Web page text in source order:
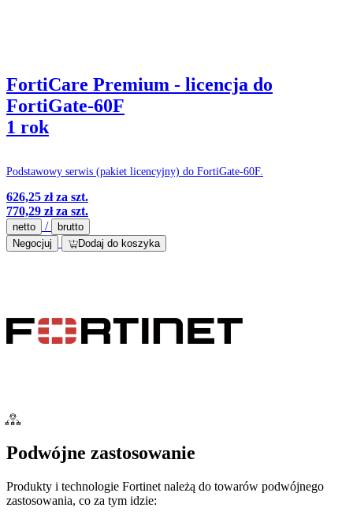
FortiCare Premium - licencja do
FortiGate-60F
1 rok
Podstawowy serwis (pakiet licencyjny) do FortiGate-60F.
626,25 złza szt.
770,29 złza szt.
netto /
brutto
Negocjuj
Dodaj do koszyka
Podwójne zastosowanie
Produkty i technologie Fortinet należą do towarów podwójnego
zastosowania, co za tym idzie: